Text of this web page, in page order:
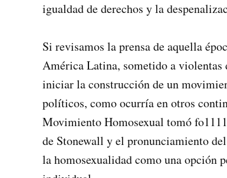
igualdad de derechos y la
Si revisamos la prensa de aquella
América Latina, sometido a
iniciar la construcción de un
políticos, como ocurría en otros
Movimiento Ho­mosexual tomó
de Stonewall y el pronunciamiento
la homosexualidad como una opción